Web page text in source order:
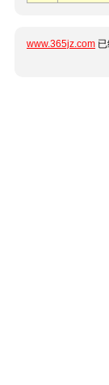
www.365jz.com